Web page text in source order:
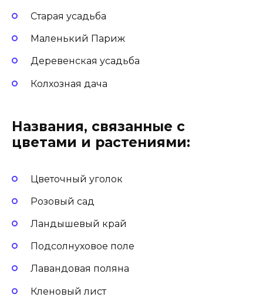
Старая усадьба
Маленький Париж
Деревенская усадьба
Колхозная дача
Названия, связанные с
цветами и растениями:
Цветочный уголок
Розовый сад
Ландышевый край
Подсолнуховое поле
Лавандовая поляна
Кленовый лист